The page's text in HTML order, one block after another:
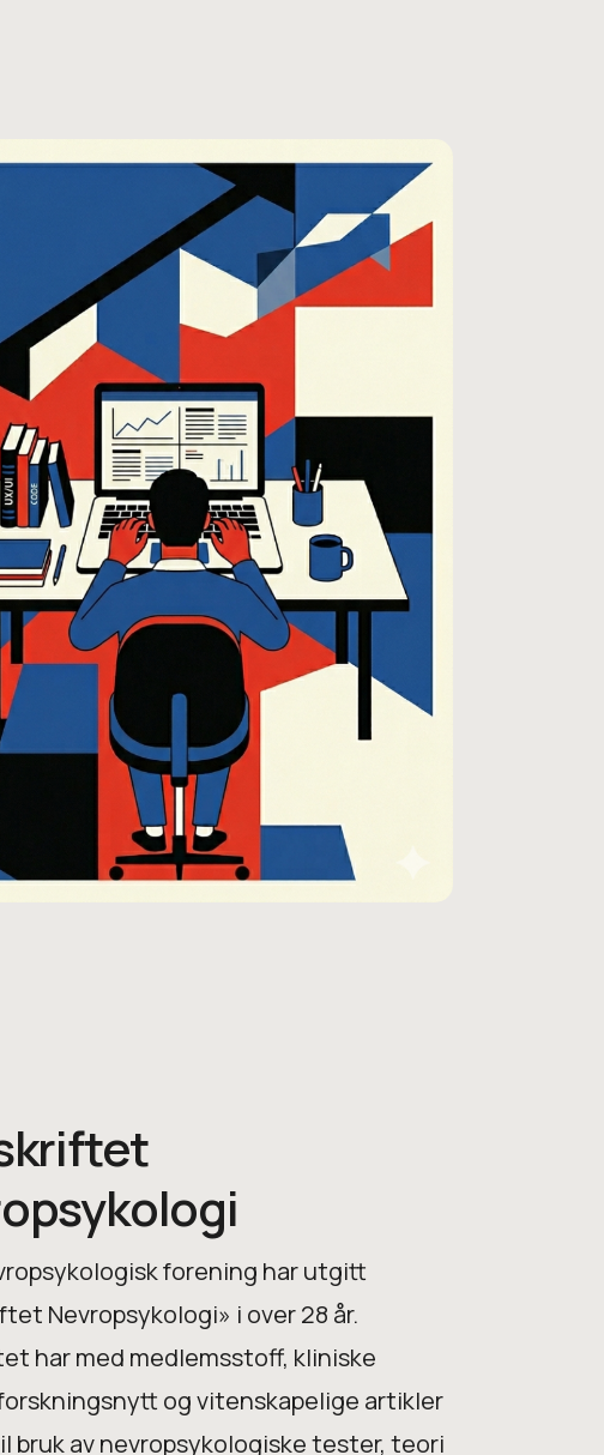
forening har utgitt
Nevropsykologi» i over 28 år.
har med medlemsstoff, kliniske
og vitenskapelige artikler
bruk av nevropsykologiske tester, teori